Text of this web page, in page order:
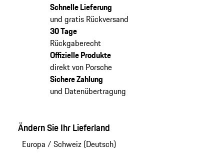
Schnelle Lieferung
und gratis Rückversand
30 Tage
Rückgaberecht
Offizielle Produkte
direkt von Porsche
Sichere Zahlung
und Datenübertragung
Ändern Sie Ihr Lieferland
Europa / Schweiz (Deutsch)